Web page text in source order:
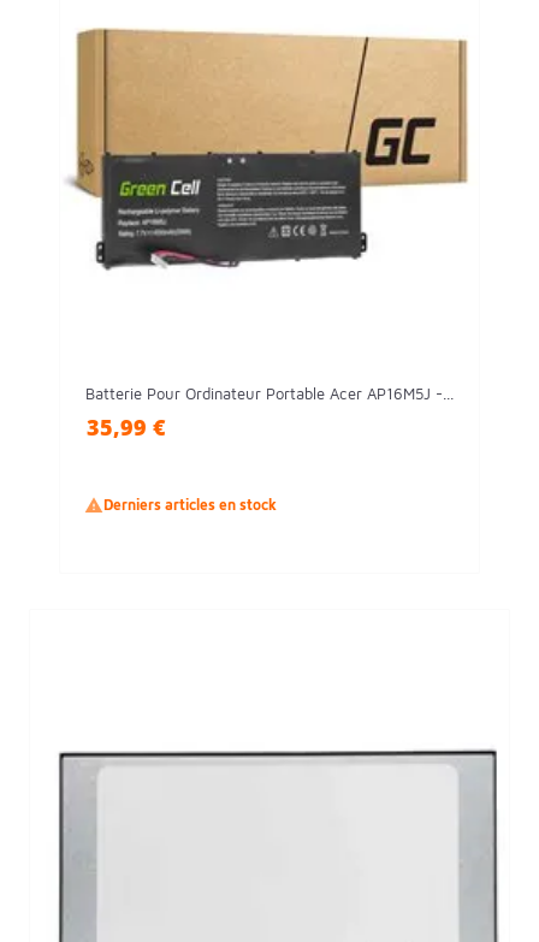
Batterie Pour Ordinateur Portable Acer AP16M5J -...
35,99 €
Derniers articles en stock